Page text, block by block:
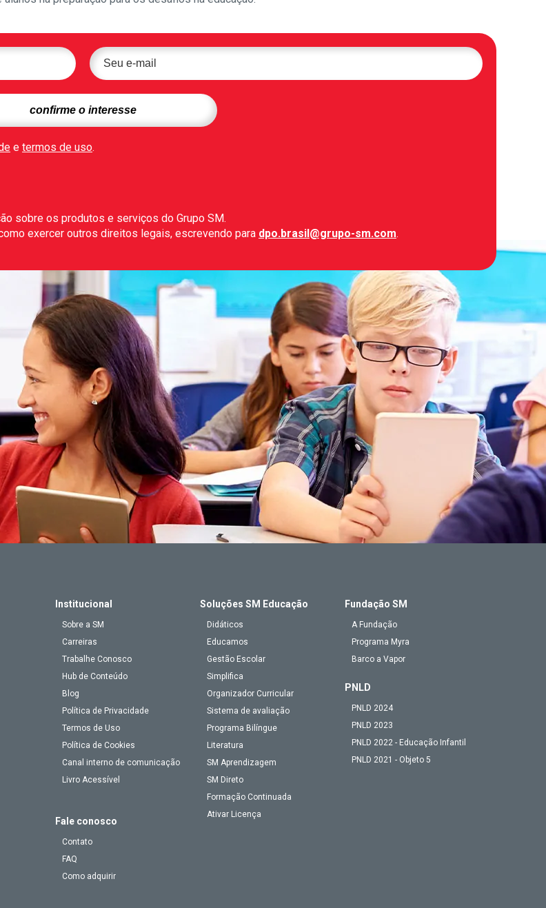
e termos de uso.
sobre os produtos e serviços do Grupo SM.
exercer outros direitos legais, escrevendo para dpo.brasil@grupo-sm.com.
Institucional
Sobre a SM
Carreiras
Trabalhe Conosco
Hub de Conteúdo
Blog
Política de Privacidade
Termos de Uso
Política de Cookies
Canal interno de comunicação
Livro Acessível
Fale conosco
Contato
FAQ
Como adquirir
Soluções SM Educação
Didáticos
Educamos
Gestão Escolar
Simplifica
Organizador Curricular
Sistema de avaliação
Programa Bilíngue
Literatura
SM Aprendizagem
SM Direto
Formação Continuada
Ativar Licença
Fundação SM
A Fundação
Programa Myra
Barco a Vapor
PNLD
PNLD 2024
PNLD 2023
PNLD 2022 - Educação Infantil
PNLD 2021 - Objeto 5